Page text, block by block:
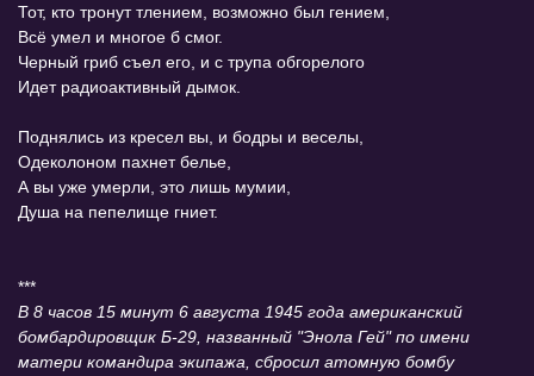
Тот, кто тронут тлением, возможно был гением,
Всё умел и многое б смог.
Черный гриб съел его, и с трупа обгорелого
Идет радиоактивный дымок.
Поднялись из кресел вы, и бодры и веселы,
Одеколоном пахнет белье,
А вы уже умерли, это лишь мумии,
Душа на пепелище гниет.
***
В 8 часов 15 минут 6 августа 1945 года американский
бомбардировщик Б-29, названный "Энола Гей" по имени
матери командира экипажа, сбросил атомную бомбу